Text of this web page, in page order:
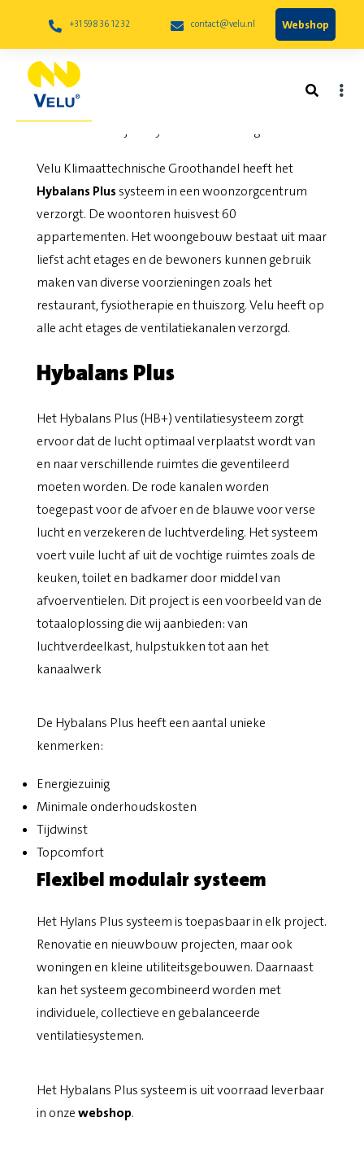
+31 598 36 12 32 contact@velu.nl Webshop
Project Hybalans te Groningen
Velu Klimaattechnische Groothandel heeft het
Hybalans Plus systeem in een woonzorgcentrum
verzorgt. De woontoren huisvest 60
appartementen. Het woongebouw bestaat uit maar
liefst acht etages en de bewoners kunnen gebruik
maken van diverse voorzieningen zoals het
restaurant, fysiotherapie en thuiszorg. Velu heeft op
alle acht etages de ventilatiekanalen verzorgd.
Hybalans Plus
Het Hybalans Plus (HB+) ventilatiesysteem zorgt
ervoor dat de lucht optimaal verplaatst wordt van
en naar verschillende ruimtes die geventileerd
moeten worden. De rode kanalen worden
toegepast voor de afvoer en de blauwe voor verse
lucht en verzekeren de luchtverdeling. Het systeem
voert vuile lucht af uit de vochtige ruimtes zoals de
keuken, toilet en badkamerdoor middel van
afvoerventielen. Dit project is een voorbeeld van de
totaaloplossing die wij aanbieden: van
luchtverdeelkast, hulpstukken tot aan het
kanaalwerk
De Hybalans Plus heeft een aantal unieke
kenmerken:
Energiezuinig
Minimale onderhoudskosten
Tijdwinst
Topcomfort
Flexibel modulair systeem
Het Hylans Plus systeem is toepasbaar in elk project.
Renovatie en nieuwbouw projecten, maar ook
woningen en kleine utiliteitsgebouwen. Daarnaast
kan het systeem gecombineerd worden met
individuele, collectieve en gebalanceerde
ventilatiesystemen.
Het Hybalans Plus systeem is uit voorraad leverbaar
in onzewebshop.